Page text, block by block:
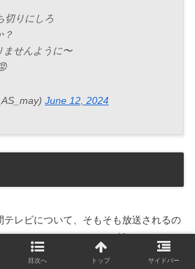
切りにしろ
？
ませんように〜
June 12, 2024
レビについて、そもそも放送されるの
インパーソナリティーは誰になるのか
目次へ トップ サイドバー